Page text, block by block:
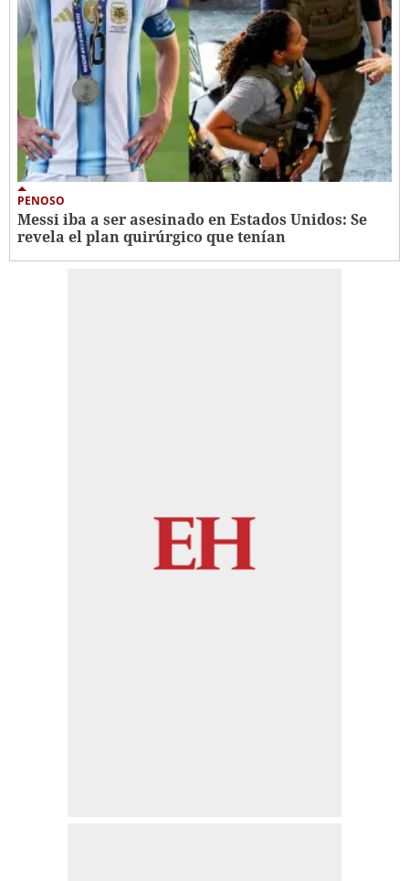
PENOSO
Messi iba a ser asesinado en Estados Unidos: Se
revela el plan quirúrgico que tenían